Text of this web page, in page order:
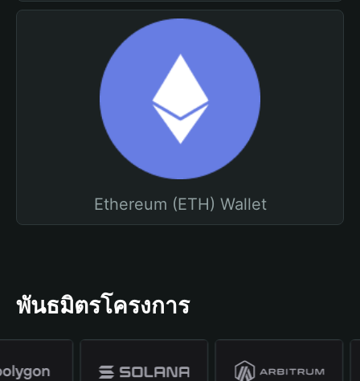
Ethereum (ETH) Wallet
พันธมิตรโครงการ